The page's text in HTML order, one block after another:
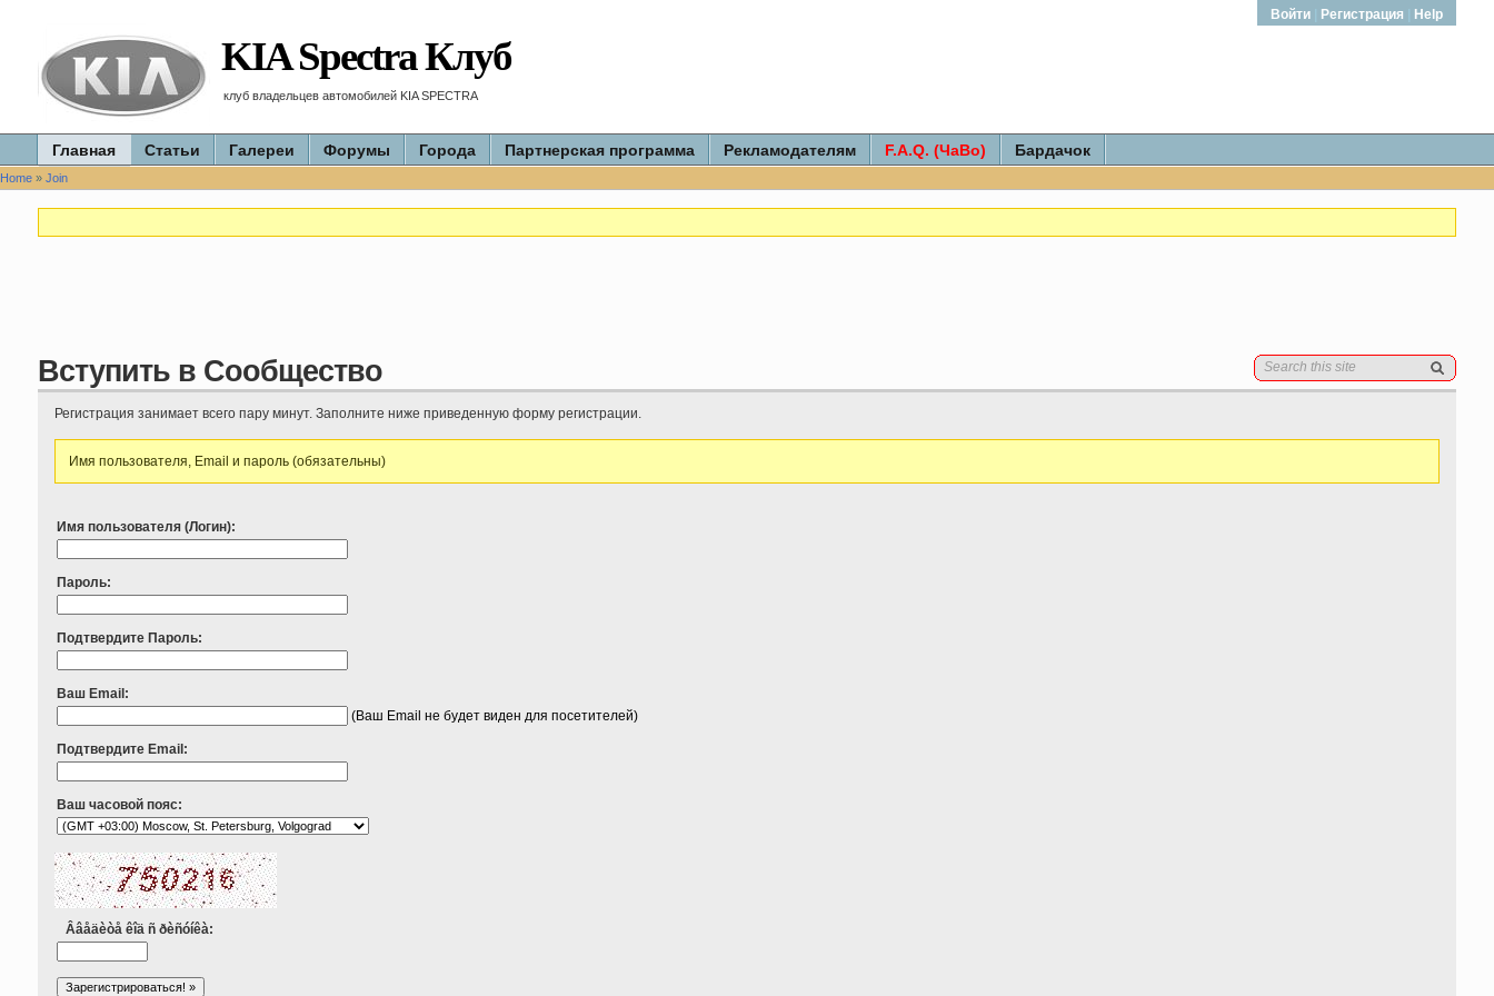
KIA Spectra Клуб
клуб владельцев автомобилей KIA SPECTRA
Войти Регистрация Help
Главная Статьи Галереи Форумы Города Партнерская программа Рекламодателям F.A.Q. (ЧаВо) Бардачок
Home » Join
Вступить в Сообщество
Регистрация занимает всего пару минут. Заполните ниже приведенную форму регистрации.
Имя пользователя, Email и пароль (обязательны)
Имя пользователя (Логин):
Пароль:
Подтвердите Пароль:
Ваш Email:
(Ваш Email не будет виден для посетителей)
Подтвердите Email:
Ваш часовой пояс:
Ââåäèòå êîä ñ ðèñóíêà: